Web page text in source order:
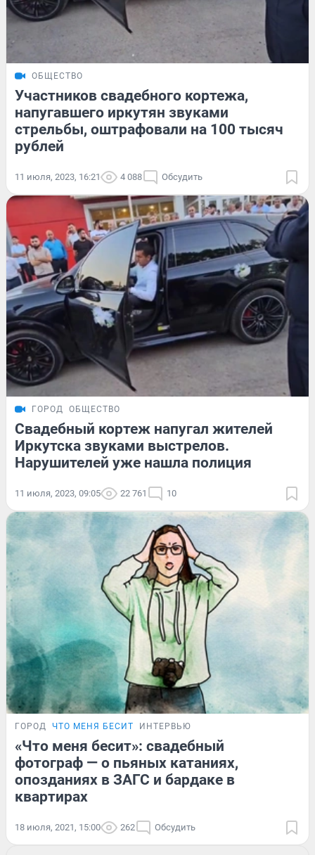
ОБЩЕСТВО
Участников свадебного кортежа,
напугавшего иркутян звуками
стрельбы, оштрафовали на 100 тысяч
рублей
11 июля, 2023, 16:21 4 088 Обсудить
ГОРОД ОБЩЕСТВО
Свадебный кортеж напугал жителей
Иркутска звуками выстрелов.
Нарушителей уже нашла полиция
11 июля, 2023, 09:05 22 761 10
ГОРОД ЧТО МЕНЯ БЕСИТ ИНТЕРВЬЮ
«Что меня бесит»: свадебный
фотограф — о пьяных катаниях,
опозданиях в ЗАГС и бардаке в
квартирах
18 июля, 2021, 15:00 262 Обсудить